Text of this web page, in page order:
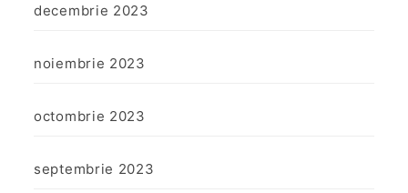
decembrie 2023
noiembrie 2023
octombrie 2023
septembrie 2023